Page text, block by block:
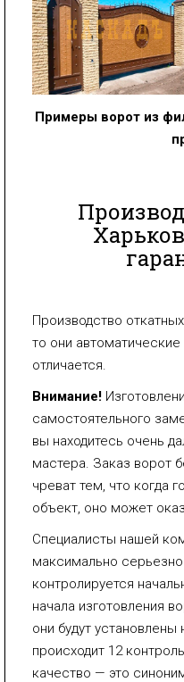
Примеры ворот из
Производство
то они
отличается.
Внимание!
самостоятельного
вы находитесь очень
мастера. Заказ ворот
чреват тем, что когда
объект, оно может
Специалисты нашей
максимально
контролируется
начала изготовления
они будут установлены
происходит 12
качество — это